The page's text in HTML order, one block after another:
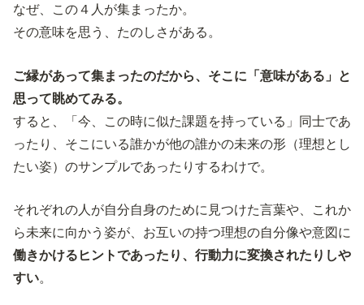
なぜ、この４人が集まったか。
その意味を思う、たのしさがある。
ご縁があって集まったのだから、そこに「意味がある」と
思って眺めてみる。
すると、「今、この時に似た課題を持っている」同士であ
ったり、そこにいる誰かが他の誰かの未来の形（理想とし
たい姿）のサンプルであったりするわけで。
それぞれの人が自分自身のために見つけた言葉や、これか
ら未来に向かう姿が、お互いの持つ理想の自分像や意図に
働きかけるヒントであったり、行動力に変換されたりしや
すい。